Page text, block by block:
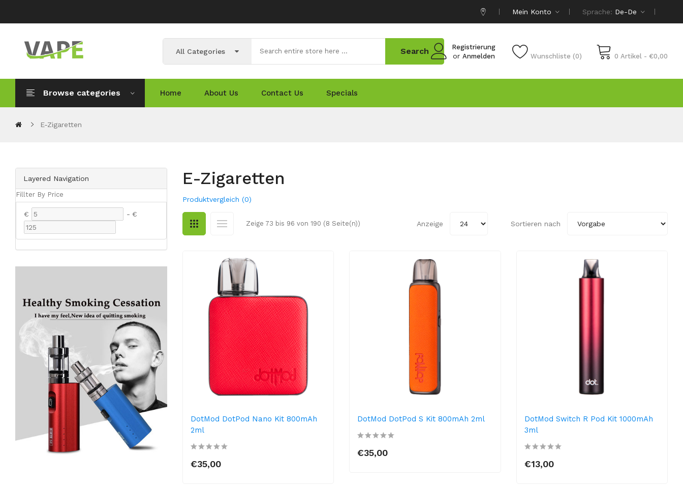
Mein Konto Sprache: De-De
Registrierung
or Anmelden Wunschliste (0) 0 Artikel - €0,00
All Categories Search
Browse categories Home About Us Contact Us Specials
E-Zigaretten
Layered Navigation
Fillter By Price
€ - €
E-Zigaretten
Produktvergleich (0)
Zeige 73 bis 96 von 190 (8 Seite(n)) Sortieren nach
Anzeige
DotMod DotPod Nano Kit 800mAh
2ml
€35,00
DotMod DotPod S Kit 800mAh 2ml
€35,00
DotMod Switch R Pod Kit 1000mAh
3ml
€13,00